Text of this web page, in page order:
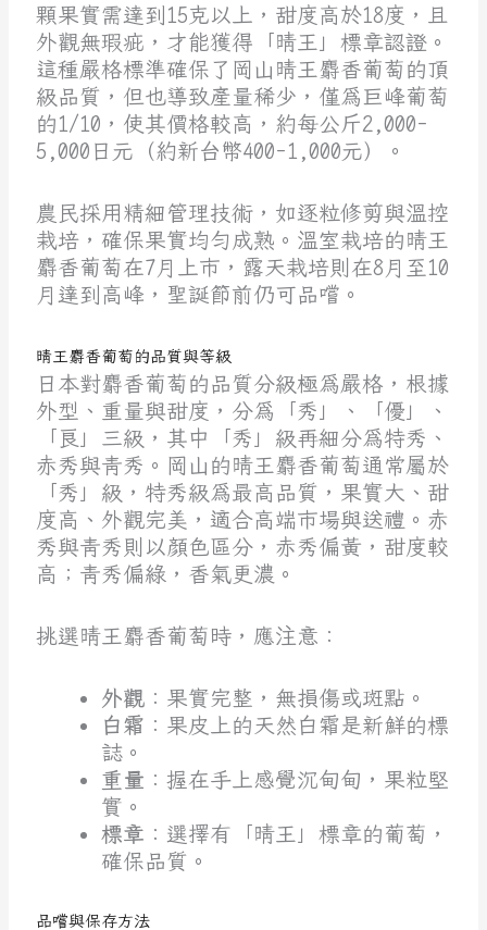
顆果實需達到15克以上，甜度高於18度，且
外觀無瑕疵，才能獲得「晴王」標章認證。
這種嚴格標準確保了岡山晴王麝香葡萄的頂
級品質，但也導致產量稀少，僅為巨峰葡萄
的1/10，使其價格較高，約每公斤2,000-
5,000日元（約新台幣400-1,000元）。
農民採用精細管理技術，如逐粒修剪與溫控
栽培，確保果實均勻成熟。溫室栽培的晴王
麝香葡萄在7月上市，露天栽培則在8月至10
月達到高峰，聖誕節前仍可品嚐。
晴王麝香葡萄的品質與等級
日本對麝香葡萄的品質分級極為嚴格，根據
外型、重量與甜度，分為「秀」、「優」、
「良」三級，其中「秀」級再細分為特秀、
赤秀與青秀。岡山的晴王麝香葡萄通常屬於
「秀」級，特秀級為最高品質，果實大、甜
度高、外觀完美，適合高端市場與送禮。赤
秀與青秀則以顏色區分，赤秀偏黃，甜度較
高；青秀偏綠，香氣更濃。
挑選晴王麝香葡萄時，應注意：
外觀 ：果實完整，無損傷或斑點。
白霜 ：果皮上的天然白霜是新鮮的標
誌。
重量 ：握在手上感覺沉甸甸，果粒堅
實。
標章 ：選擇有「晴王」標章的葡萄，
確保品質。
品嚐與保存方法